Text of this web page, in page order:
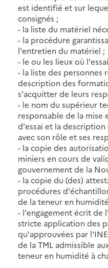
est identifié et sur
consignés ;
- la liste du matériel
- la procédure
l'entretien du matériel ;
- le ou les lieux où
- la liste des personnes
description des
s'acquitter de leurs
- le nom du supérieur
responsable de la
d'essai et la
avec son rôle et ses
- la copie des
miniers en cours de
gouvernement de la
- la copie du (des)
procédures
de la teneur en
- l'engagement écrit de
stricte application des
qu'approuvées par
de la TML admissible
teneur en humidité à